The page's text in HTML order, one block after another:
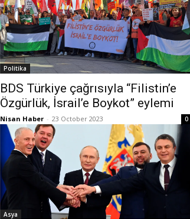
Politika
BDS Türkiye çağrısıyla “Filistin’e
Özgürlük, İsrail’e Boykot” eylemi
Nisan Haber - 23 October 2023 0
Asya